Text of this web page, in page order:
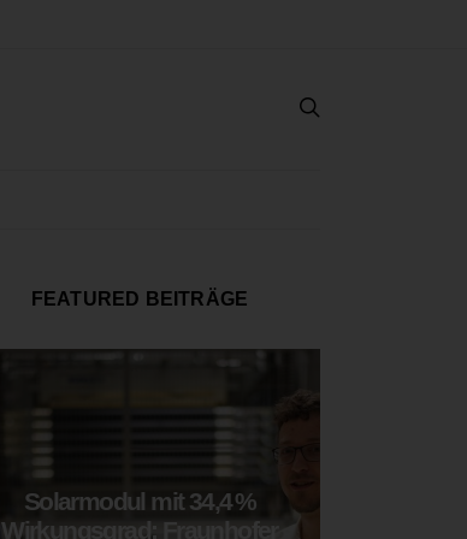
FEATURED BEITRÄGE
Solarmodul mit 34,4 %
Wirkungsgrad: Fraunhofer